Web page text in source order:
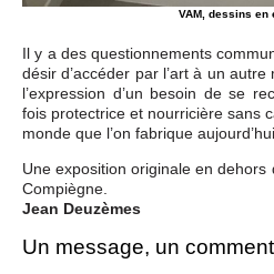
VAM, dessins en
Il y a des questionnements
désir d’accéder par l’art à un
l’expression d’un besoin de se
fois protectrice et nourricière sans
monde que l’on fabrique aujourd’hui.
Une exposition originale en
Compiègne.
Jean Deuzèmes
Un message, un